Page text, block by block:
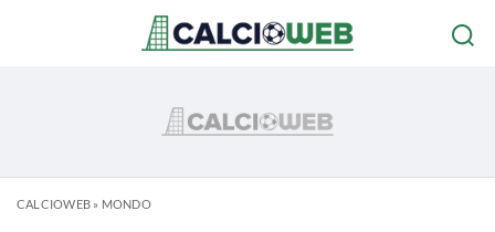
CALCIOWEB» MONDO